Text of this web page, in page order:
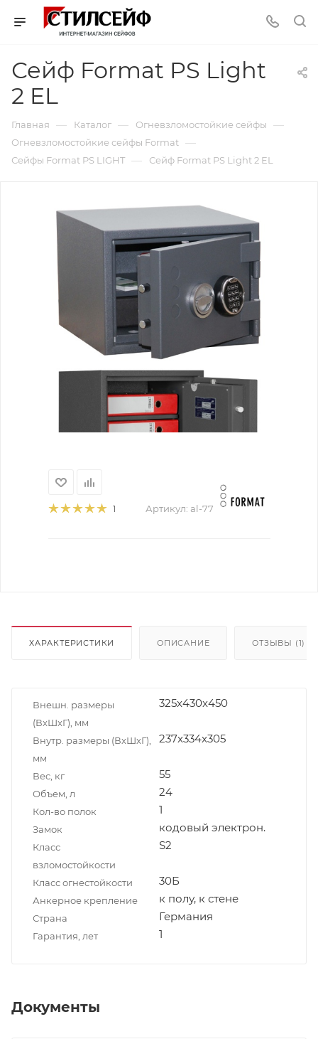
Сейф Format PS Light
2 EL
Главная — Каталог — Огневзломостойкие сейфы —
Огневзломостойкие сейфы Format —
Сейфы Format PS LIGHT — Сейф Format PS Light 2 EL
1 Артикул: al-77
ХАРАКТЕРИСТИКИ ОПИСАНИЕ ОТЗЫВЫ (1)
Внешн. размеры
(ВxШxГ), мм
325x430x450
Внутр. размеры (ВxШxГ),
мм
237x334x305
Вес, кг 55
Объем, л 24
Кол-во полок 1
Замок кодовый электрон.
Класс
взломостойкости
S2
Класс огнестойкости 30Б
Анкерное крепление к полу, к стене
Страна Германия
Гарантия, лет 1
Документы